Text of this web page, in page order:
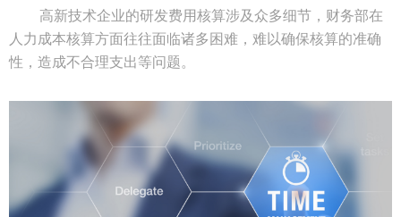
高新技术企业的研发费用核算涉及众多细节，财务部在
人力成本核算方面往往面临诸多困难，难以确保核算的准确
性，造成不合理支出等问题。